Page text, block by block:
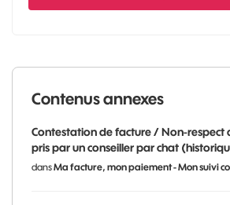
Contenus annexes
Contestation de facture / Non-
pris par un conseiller par chat
dansMa facture, mon paiement - Mon suivi